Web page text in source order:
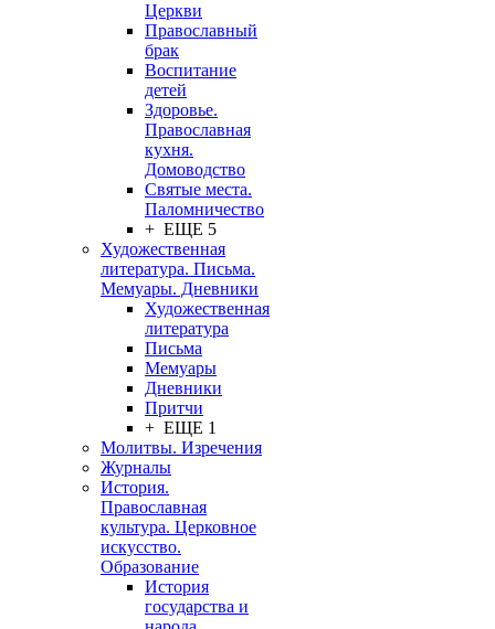
Церкви
Православный
брак
Воспитание
детей
Здоровье.
Православная
кухня.
Домоводство
Святые места.
Паломничество
+ ЕЩЕ 5
Художественная
литература. Письма.
Мемуары. Дневники
Художественная
литература
Письма
Мемуары
Дневники
Притчи
+ ЕЩЕ 1
Молитвы. Изречения
Журналы
История.
Православная
культура. Церковное
искусство.
Образование
История
государства и